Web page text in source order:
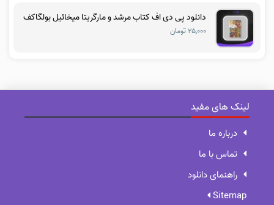
دانلود پی دی اف کتاب مرشد و مارگریتا میخائیل بولگاکف
۲۵,۰۰۰ تومان
لینک های مفید
درباره ما
تماس با ما
راهنمای دانلود
Sitemap